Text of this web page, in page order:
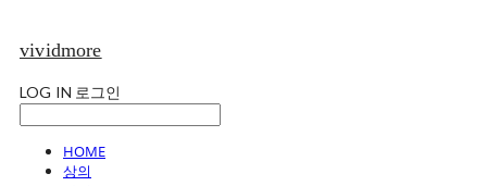
vividmore
LOG IN 로그인
HOME
상의